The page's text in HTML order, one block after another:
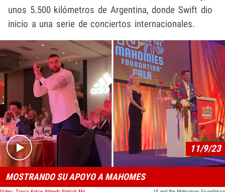
unos 5.500 kilómetros de Argentina, donde Swift dio
inicio a una serie de conciertos internacionales.
Play video content
11/9/23
MOSTRANDO SU APOYO A MAHOMES